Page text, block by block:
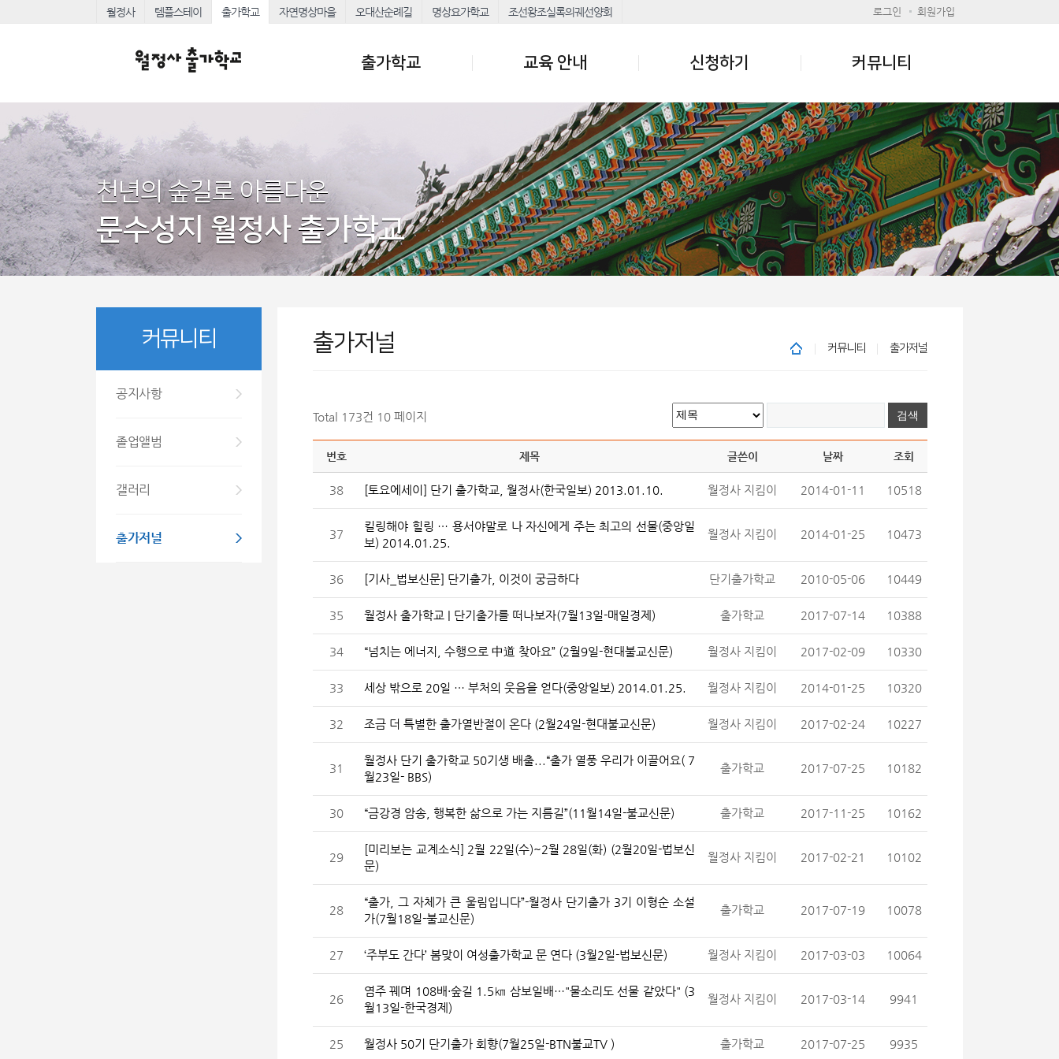
월정사 템플스테이 출가학교 자연명상마을 오대산순례길 명상요가학교 조선왕조실록의궤선양회 로그인 회원가입
출가학교 교육 안내 신청하기 커뮤니티
천년의 숲길로 아름다운
문수성지 월정사 출가학교
커뮤니티
공지사항
졸업앨범
갤러리
출가저널
커뮤니티 출가저널
출가저널
Total 173건 10 페이지
번호 제목 글쓴이 날짜 조회
38 [토요에세이] 단기 출가학교, 월정사(한국일보) 2013.01.10. 월정사 지킴이 2014-01-11 10518
37
킬링해야 힐링 … 용서야말로 나 자신에게 주는 최고의 선물(중앙일
보) 2014.01.25.
월정사 지킴이 2014-01-25 10473
36 [기사_법보신문] 단기출가, 이것이 궁금하다 단기출가학교 2010-05-06 10449
35 월정사 출가학교 | 단기출가를 떠나보자(7월13일-매일경제) 출가학교 2017-07-14 10388
34 “넘치는 에너지, 수행으로 中道 찾아요” (2월9일-현대불교신문) 월정사 지킴이 2017-02-09 10330
33 세상 밖으로 20일 … 부처의 웃음을 얻다(중앙일보) 2014.01.25. 월정사 지킴이 2014-01-25 10320
32 조금 더 특별한 출가열반절이 온다 (2월24일-현대불교신문) 월정사 지킴이 2017-02-24 10227
31
월정사 단기 출가학교 50기생 배출...“출가 열풍 우리가 이끌어요( 7
월23일- BBS)
출가학교 2017-07-25 10182
30 “금강경 암송, 행복한 삶으로 가는 지름길”(11월14일-불교신문) 출가학교 2017-11-25 10162
29
[미리보는 교계소식] 2월 22일(수)~2월 28일(화) (2월20일-법보신
문)
월정사 지킴이 2017-02-21 10102
28
“출가, 그 자체가 큰 울림입니다”-월정사 단기출가 3기 이형순 소설
가(7월18일-불교신문)
출가학교 2017-07-19 10078
27 ‘주부도 간다’ 봄맞이 여성출가학교 문 연다 (3월2일-법보신문) 월정사 지킴이 2017-03-03 10064
26
염주 꿰며 108배·숲길 1.5㎞ 삼보일배…"물소리도 선물 같았다" (3
월13일-한국경제)
월정사 지킴이 2017-03-14 9941
25 월정사 50기 단기출가 회향(7월25일-BTN불교TV ) 출가학교 2017-07-25 9935